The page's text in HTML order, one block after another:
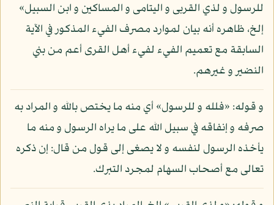
للرسول و لذي القربى و اليتامى و المساكين و ابن السبيل»
إلخ، ظاهره أنه بيان لموارد مصرف الفيء المذكور في الآية
السابقة مع تعميم الفيء لفيء أهل القرى أعم من بني
النضير و غيرهم.
و قوله: «فلله و للرسول» أي منه ما يختص بالله و المراد به
صرفه و إنفاقه في سبيل الله على ما يراه الرسول و منه ما
يأخذه الرسول لنفسه و لا يصغى إلى قول من قال: إن ذكره
تعالى مع أصحاب السهام لمجرد التبرك.